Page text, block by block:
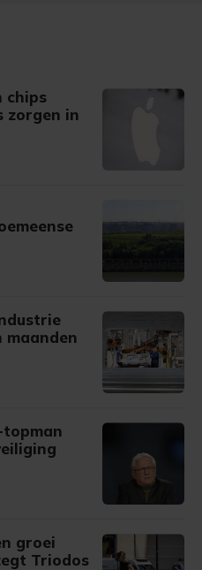
chips
zorgen in
topman
groei
Triodos